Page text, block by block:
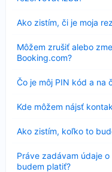
Ako zistím, či je moja
sa
Môžem zrušiť alebo
Booking.com?
sa
Čo je môj PIN kód a na
Nezobrazuje
sa
Kde môžem nájsť
sa
Ako zistím, koľko to
sa
Práve zadávam údaje
budem platiť?
sa